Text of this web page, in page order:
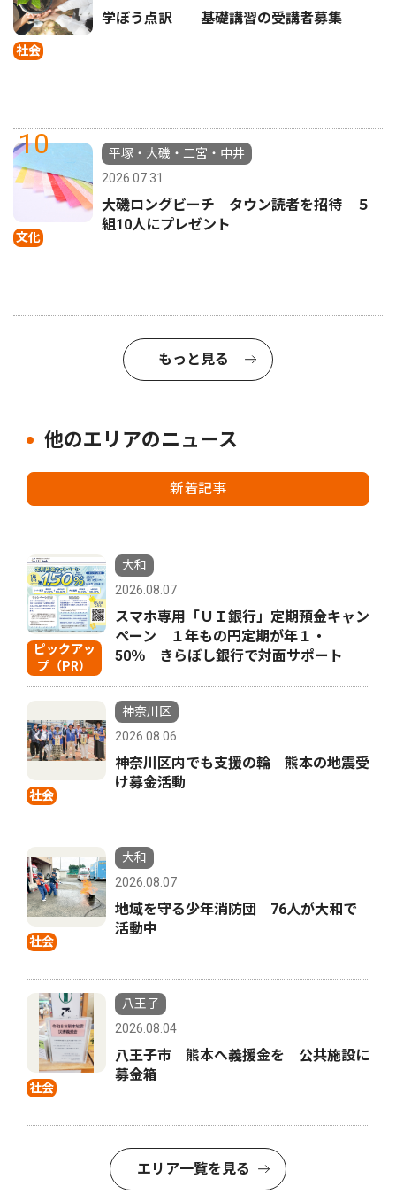
社会
学ぼう点訳 基礎講習の受講者募集
10
文化
平塚・大磯・二宮・中井
2026.07.31
大磯ロングビーチ タウン読者を招待 ５
組10人にプレゼント
もっと見る
他のエリアのニュース
新着記事
ピックアッ
プ（PR）
大和
2026.08.07
スマホ専用「ＵＩ銀行」定期預金キャン
ペーン １年もの円定期が年１・
50％ きらぼし銀行で対面サポート
社会
神奈川区
2026.08.06
神奈川区内でも支援の輪 熊本の地震受
け募金活動
社会
大和
2026.08.07
地域を守る少年消防団 76人が大和で
活動中
社会
八王子
2026.08.04
八王子市 熊本へ義援金を 公共施設に
募金箱
エリア一覧を見る